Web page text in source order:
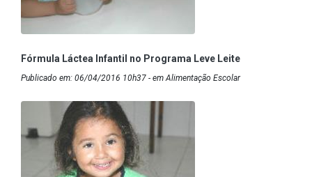
Fórmula Láctea Infantil no Programa Leve Leite
Publicado em: 06/04/2016 10h37 - em Alimentação Escolar